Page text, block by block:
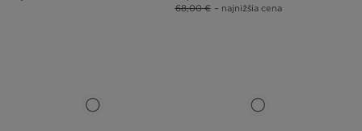
68,00 € – najnižšia cena